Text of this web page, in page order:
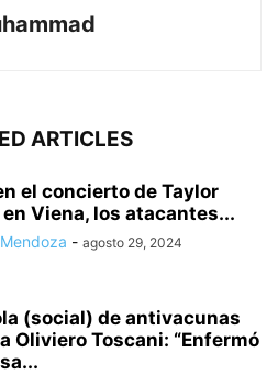
ARTICLES
el concierto de Taylor
Viena, los atacantes...
- agosto 29, 2024
(social) de antivacunas
Oliviero Toscani: “Enfermó